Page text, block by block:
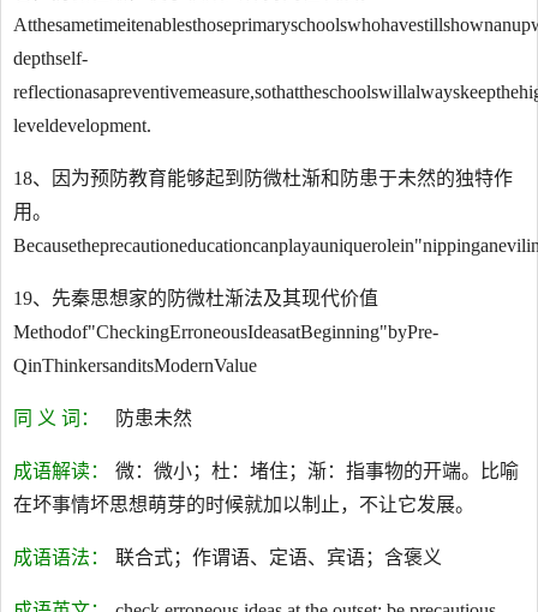
depthself-
leveldevelopment.
18、因为预防教育能够起到防微杜渐和防患于未然的独特作
用。
19、先秦思想家的防微杜渐法及其现代价值
Methodof"CheckingErroneousIdeasatBeginning"byPre-
QinThinkersanditsModernValue
同 义 词： 防患未然
成语解读：
微：微小；杜：堵住；渐：指事物的开端。比喻
在坏事情坏思想萌芽的时候就加以制止，不让它发展。
成语语法： 联合式；作谓语、定语、宾语；含褒义